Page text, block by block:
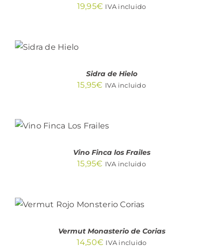
19,95€ IVA incluido
CARRITO
Sidra de Hielo
15,95€ IVA incluido
CARRITO
/
Vino Finca los Frailes
15,95€ IVA incluido
/
Vermut Monasterio de Corias
14,50€ IVA incluido